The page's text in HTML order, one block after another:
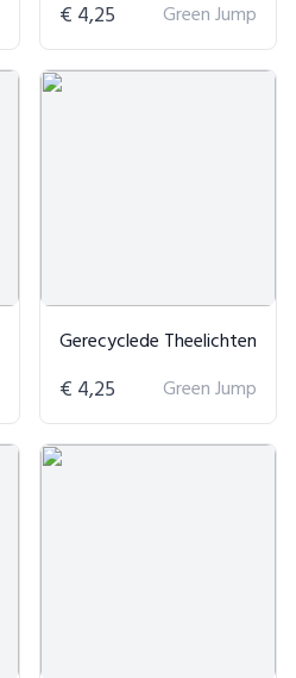
€ 4,25 Green Jump
Gerecyclede Theelichten
€ 4,25 Green Jump